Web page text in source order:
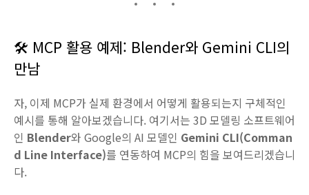
🛠️ MCP 활용 예제: Blender와 Gemini CLI의
만남
자, 이제 MCP가 실제 환경에서 어떻게 활용되는지 구체적인
예시를 통해 알아보겠습니다. 여기서는 3D 모델링 소프트웨어
인 Blender와 Google의 AI 모델인 Gemini CLI(Comman
d Line Interface)를 연동하여 MCP의 힘을 보여드리겠습니
다.